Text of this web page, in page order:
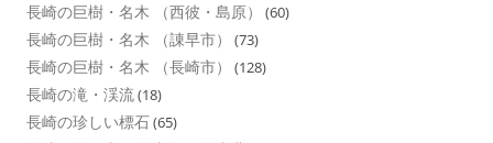
長崎の巨樹・名木 （西彼・島原） (60)
長崎の巨樹・名木 （諌早市） (73)
長崎の巨樹・名木 （長崎市） (128)
長崎の滝・渓流(18)
長崎の珍しい標石(65)